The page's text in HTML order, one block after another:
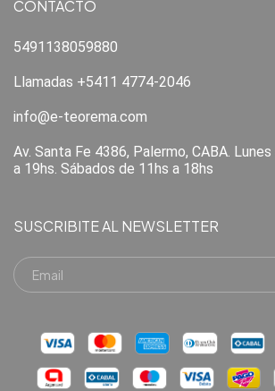
CONTACTO
5491138059880
Llamadas +5411 4774-2046
info@e-teorema.com
Av. Santa Fe 4386, Palermo, CABA.
a 19hs. Sábados de 11hs a 18hs
SUSCRIBITE AL NEWSLETTER